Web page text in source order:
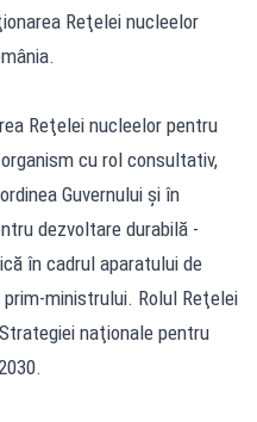
Reţelei nucleelor
Reţelei nucleelor pentru
cu rol consultativ,
Guvernului şi în
dezvoltare durabilă -
în cadrul aparatului de
prim-ministrului. Rolul Reţelei
naţionale pentru